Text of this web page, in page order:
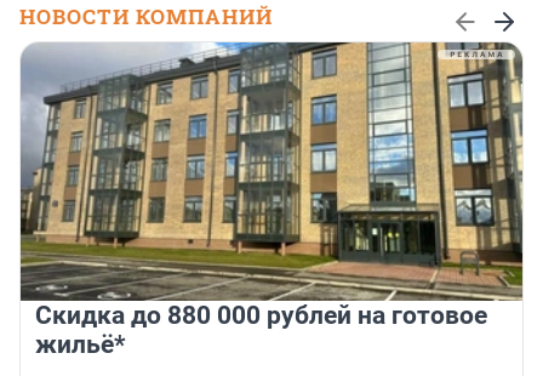
НОВОСТИ КОМПАНИЙ
Скидка до 880 000 рублей на готовое
жильё*